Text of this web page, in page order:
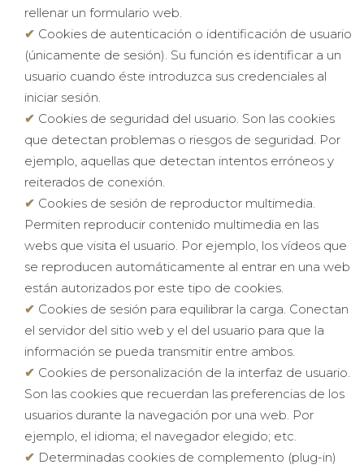
rellenar un formulario web.
Cookies de autenticación o identificación de usuario
(únicamente de sesión). Su función es identificar a un
usuario cuando éste introduzca sus credenciales al
iniciar sesión.
Cookies de seguridad del usuario. Son las cookies
que detectan problemas o riesgos de seguridad. Por
ejemplo, aquellas que detectan intentos erróneos y
reiterados de conexión.
Cookies de sesión de reproductor multimedia.
Permiten reproducir contenido multimedia en las
webs que visita el usuario. Por ejemplo, los vídeos que
se reproducen automáticamente al entrar en una web
están autorizados por este tipo de cookies.
Cookies de sesión para equilibrar la carga. Conectan
el servidor del sitio web y el del usuario para que la
información se pueda transmitir entre ambos.
Cookies de personalización de la interfaz de usuario.
Son las cookies que recuerdan las preferencias de los
usuarios durante la navegación por una web. Por
ejemplo, el idioma; el navegador elegido; etc.
Determinadas cookies de complemento (plug-in)